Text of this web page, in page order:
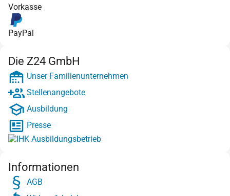
Vorkasse
PayPal
Die Z24 GmbH
Unser Familienunternehmen
Stellenangebote
Ausbildung
Presse
Informationen
AGB